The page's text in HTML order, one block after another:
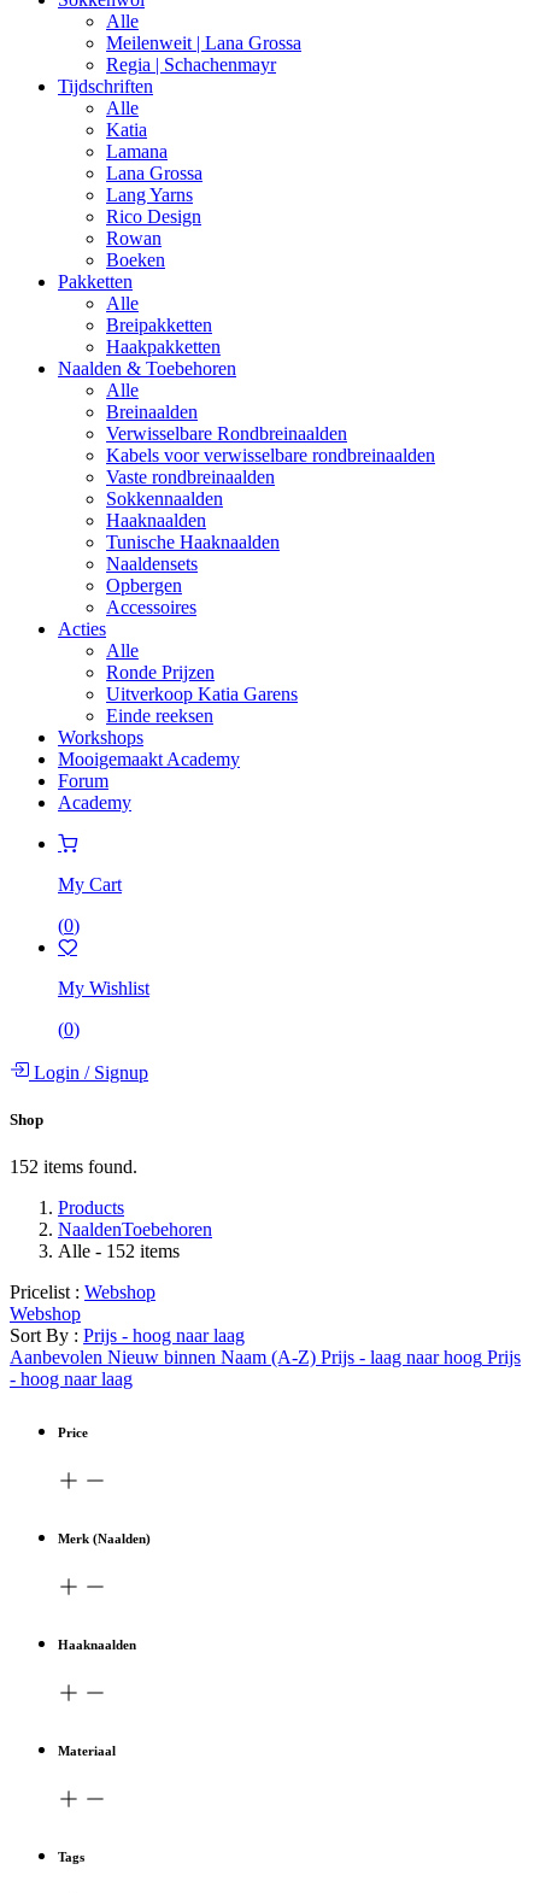
Alle
Meilenweit | Lana Grossa
Regia | Schachenmayr
Tijdschriften
Alle
Katia
Lamana
Lana Grossa
Lang Yarns
Rico Design
Rowan
Boeken
Pakketten
Alle
Breipakketten
Haakpakketten
Naalden & Toebehoren
Alle
Breinaalden
Verwisselbare Rondbreinaalden
Kabels voor verwisselbare rondbreinaalden
Vaste rondbreinaalden
Sokkennaalden
Haaknaalden
Tunische Haaknaalden
Naaldensets
Opbergen
Accessoires
Acties
Alle
Ronde Prijzen
Uitverkoop Katia Garens
Einde reeksen
Workshops
Mooigemaakt Academy
Forum
Academy
My Cart
(0)
My Wishlist
(0)
Login /Signup
Shop
152 items found.
Products
NaaldenToebehoren
Alle - 152 items
Pricelist : Webshop
Webshop
Sort By : Prijs - hoog naar laag
Aanbevolen Nieuw binnen Naam (A-Z) Prijs - laag naar hoog Prijs
- hoog naar laag
Price
Merk (Naalden)
Haaknaalden
Materiaal
Tags